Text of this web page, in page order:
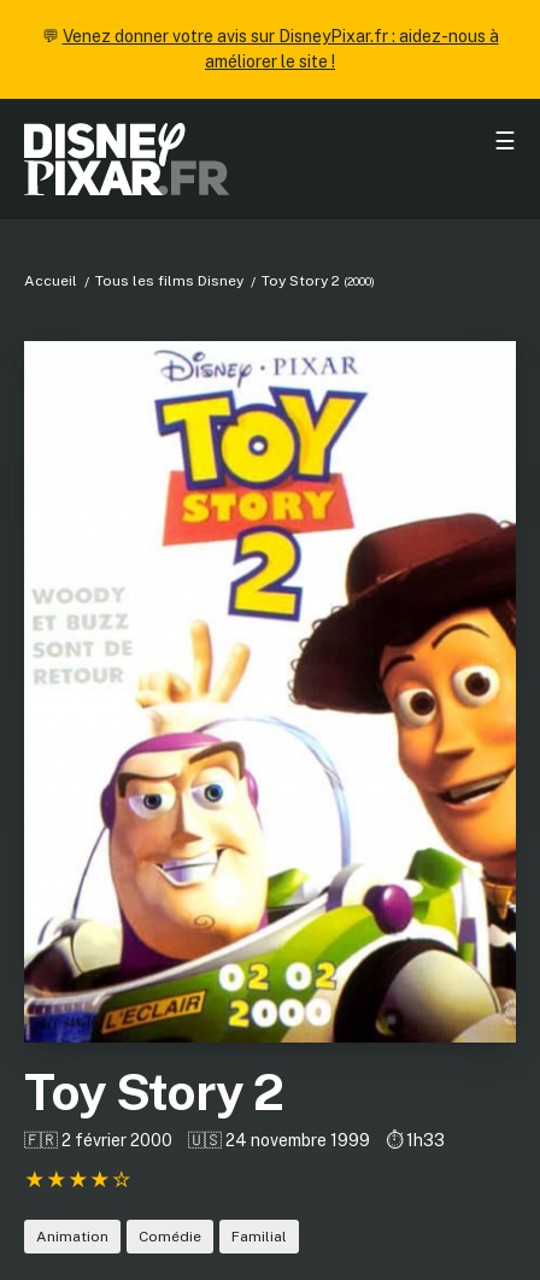
💬 Venez donner votre avis sur DisneyPixar.fr : aidez-nous à
améliorer le site !
☰
Accueil Tous les films Disney Toy Story 2 (2000)
Toy Story 2
🇫🇷 2 février 2000 🇺🇸 24 novembre 1999 ⏱️ 1h33
Animation Comédie Familial